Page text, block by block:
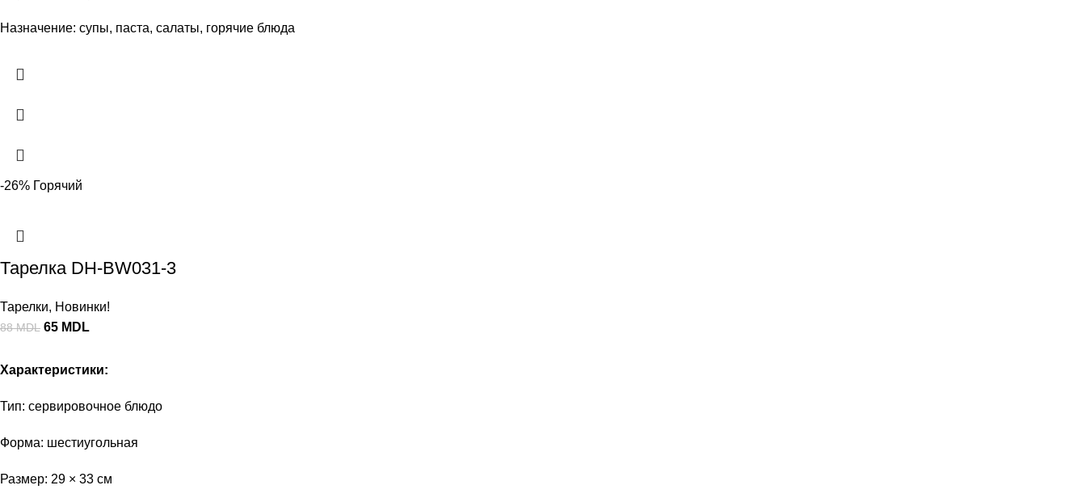
Назначение: супы, паста, салаты, горячие блюда
-26% Горячий
Тарелка DH-BW031-3
Тарелки, Новинки!
88MDL 65 MDL
Характеристики:
Тип: сервировочное блюдо
Форма: шестиугольная
Размер: 29 × 33 см